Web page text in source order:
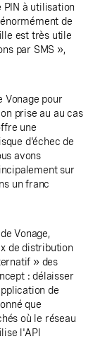
à utilisation
de
est très utile
par SMS »,
Vonage pour
prise au au cas
une
d'échec de
avons
sur
un franc
Vonage,
de distribution
» des
: délaisser
de
que
où le réseau
l'API